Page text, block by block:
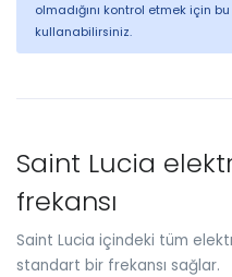
olmadığını kontrol etmek için
kullanabilirsiniz.
Saint Lucia
frekansı
Saint Lucia içindeki tüm
standart bir frekansı sağlar.